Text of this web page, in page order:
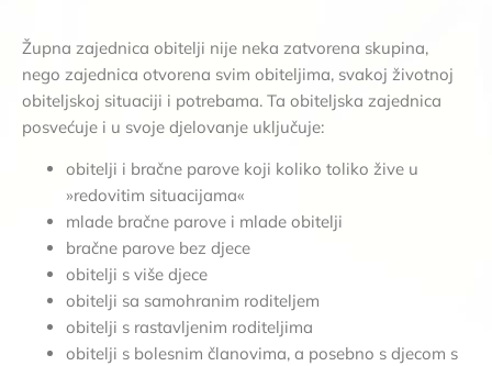
Župna zajednica obitelji nije neka zatvorena skupina,
nego zajednica otvorena svim obiteljima, svakoj životnoj
obiteljskoj situaciji i potrebama. Ta obiteljska zajednica
posvećuje i u svoje djelovanje uključuje:
obitelji i bračne parove koji koliko toliko žive u
»redovitim situacijama«
mlade bračne parove i mlade obitelji
bračne parove bez djece
obitelji s više djece
obitelji sa samohranim roditeljem
obitelji s rastavljenim roditeljima
obitelji s bolesnim članovima, a posebno s djecom s